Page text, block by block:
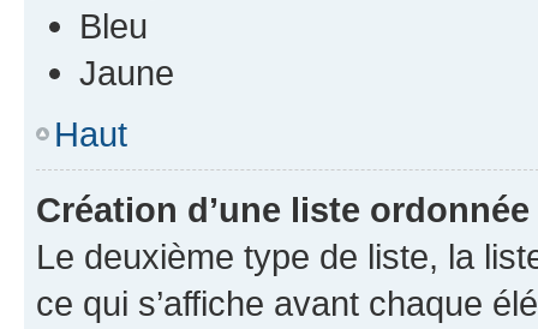
Bleu
Jaune
Haut
Création d’une liste ordonnée
Le deuxième type de liste, la
ce qui s’affiche avant chaque